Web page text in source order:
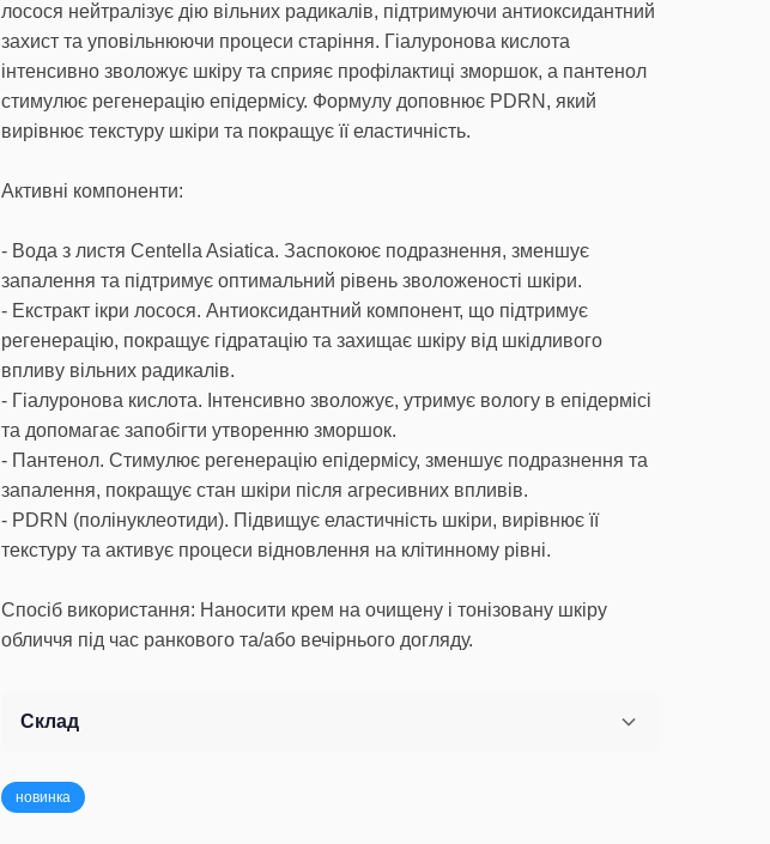
лосося нейтралізує дію вільних радикалів, підтримуючи антиоксидантний
захист та уповільнюючи процеси старіння. Гіалуронова кислота
інтенсивно зволожує шкіру та сприяє профілактиці зморшок, а пантенол
стимулює регенерацію епідермісу. Формулу доповнює PDRN, який
вирівнює текстуру шкіри та покращує її еластичність.
Активні компоненти:
- Вода з листя Centella Asiatica. Заспокоює подразнення, зменшує
запалення та підтримує оптимальний рівень зволоженості шкіри.
- Екстракт ікри лосося. Антиоксидантний компонент, що підтримує
регенерацію, покращує гідратацію та захищає шкіру від шкідливого
впливу вільних радикалів.
- Гіалуронова кислота. Інтенсивно зволожує, утримує вологу в епідермісі
та допомагає запобігти утворенню зморшок.
- Пантенол. Стимулює регенерацію епідермісу, зменшує подразнення та
запалення, покращує стан шкіри після агресивних впливів.
- PDRN (полінуклеотиди). Підвищує еластичність шкіри, вирівнює її
текстуру та активує процеси відновлення на клітинному рівні.
Спосіб використання: Наносити крем на очищену і тонізовану шкіру
обличчя під час ранкового та/або вечірнього догляду.
Склад
новинка